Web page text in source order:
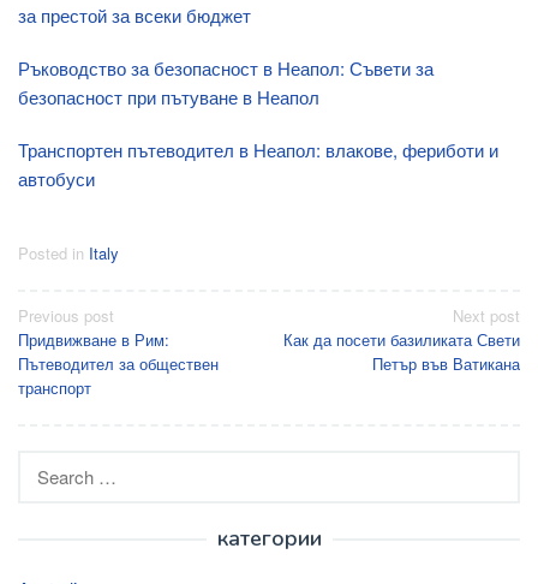
за престой за всеки бюджет
Ръководство за безопасност в Неапол: Съвети за
безопасност при пътуване в Неапол
Транспортен пътеводител в Неапол: влакове, фериботи и
автобуси
Posted in Italy
Post
navigation
Previous post
Придвижване в Рим:
Пътеводител за обществен
транспорт
Next post
Как да посети базиликата Свети
Петър във Ватикана
for:
категории